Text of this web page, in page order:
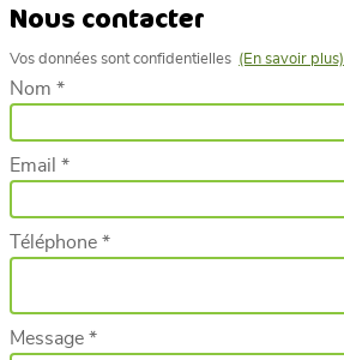
Nous contacter
Vos données sont confidentielles (En savoir plus)
Nom *
Email *
Téléphone *
Message *